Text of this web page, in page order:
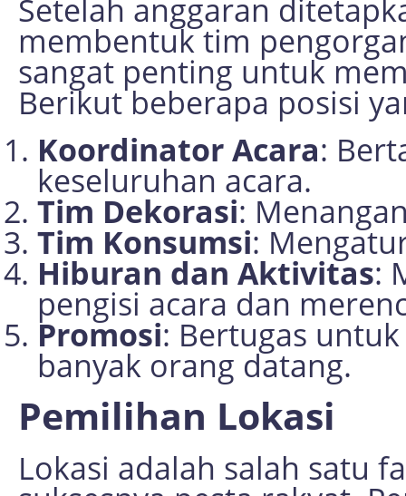
Setelah anggaran
membentuk tim
sangat penting untuk
Berikut beberapa posisi
Koordinator Acara:
keseluruhan acara.
Tim Dekorasi:
Tim Konsumsi:
Hiburan dan Aktivitas:
pengisi acara dan
Promosi: Bertugas
banyak orang datang.
Pemilihan Lokasi
Lokasi adalah salah satu